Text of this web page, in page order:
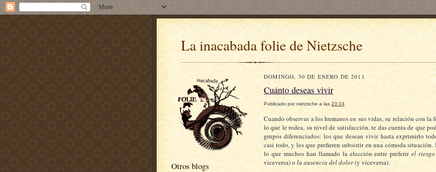
La inacabada folie de Nietzsche
Otros blogs
DOMINGO, 30 DE ENERO DE 2011
Cuánto deseas vivir
Publicado pornietzsche a las 23:24
Cuando observas a los humanos en sus vidas, su relación con
lo que le rodea, su nivel de satisfacción, te das cuenta de que
grupos diferenciados: los que desean vivir hasta exprimirlo
casi todo, y los que prefieren subsistir en una cómoda situación.
lo que muchos han llamado la elección entre preferirel
viceversa) o la ausencia del dolor(y viceversa).